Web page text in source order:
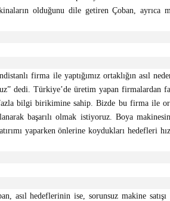
olduğunu dile getiren Çoban,
firma ile yaptığımız ortaklığın asıl
dedi. Türkiye’de üretim yapan
bilgi birikimine sahip. Bizde bu firma ile
başarılı olmak istiyoruz. Boya
yaparken önlerine koydukları hedefleri
asıl hedeflerinin ise, sorunsuz makine